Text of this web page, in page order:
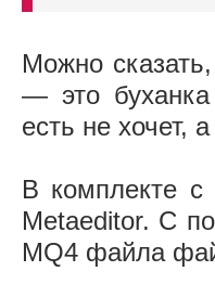
Можно
— это
есть не хочет,
В комплекте
Metaeditor. С
MQ4 файла